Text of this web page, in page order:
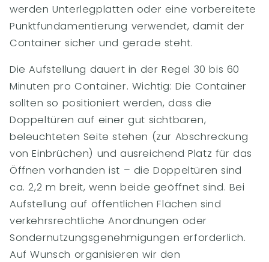
werden Unterlegplatten oder eine vorbereitete
Punktfundamentierung verwendet, damit der
Container sicher und gerade steht.
Die Aufstellung dauert in der Regel 30 bis 60
Minuten pro Container. Wichtig: Die Container
sollten so positioniert werden, dass die
Doppeltüren auf einer gut sichtbaren,
beleuchteten Seite stehen (zur Abschreckung
von Einbrüchen) und ausreichend Platz für das
Öffnen vorhanden ist – die Doppeltüren sind
ca. 2,2 m breit, wenn beide geöffnet sind. Bei
Aufstellung auf öffentlichen Flächen sind
verkehrsrechtliche Anordnungen oder
Sondernutzungsgenehmigungen erforderlich.
Auf Wunsch organisieren wir den